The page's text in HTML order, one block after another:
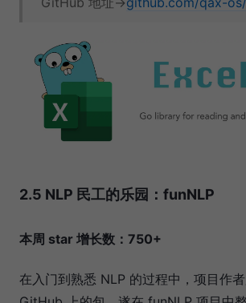
2.5 NLP 民工的乐园：funNLP
本周 star 增长数：750+
在入门到熟悉 NLP 的过程中，项目作